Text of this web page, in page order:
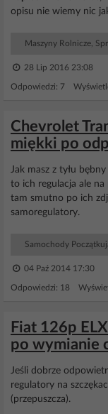
opisu nie wiemy nic
Maszyny Rolnicze,
28 Lip 2016 23:08
Odpowiedzi: 7
Chevrolet
miękki po
Jak masz z tyłu
to ich regulacja ale na
tam smutno po ich
samoregulatory.
Samochody
04 Paź 2014 17:30
Odpowiedzi: 18
Fiat 126p
po wymianie
Jeśli dobrze
regulatory na
(przepuszcza).